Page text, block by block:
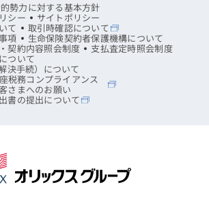
勢力に対する基本方針
シー サイトポリシー
て 取引時確認について
項 生命保険契約者保護機構について
契約内容照会制度 支払査定時照会制度
ついて
決手続）について
税務コンプライアンス
さまへのお願い
書の提出について